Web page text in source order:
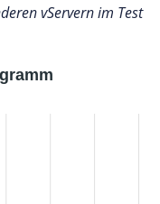
vServern im Test